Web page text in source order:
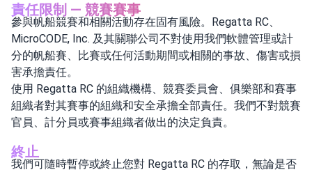
責任限制 — 競賽賽事
參與帆船競賽和相關活動存在固有風險。Regatta RC、
MicroCODE, Inc. 及其關聯公司不對使用我們軟體管理或計
分的帆船賽、比賽或任何活動期間或相關的事故、傷害或損
害承擔責任。
使用 Regatta RC 的組織機構、競賽委員會、俱樂部和賽事
組織者對其賽事的組織和安全承擔全部責任。我們不對競賽
官員、計分員或賽事組織者做出的決定負責。
終止
我們可隨時暫停或終止您對 Regatta RC 的存取，無論是否